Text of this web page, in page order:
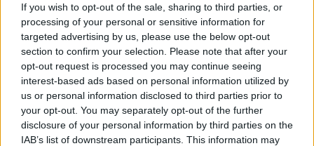
If you wish to opt-out of the sale, sharing to third parties, or
processing of your personal or sensitive information for
targeted advertising by us, please use the below opt-out
section to confirm your selection. Please note that after your
opt-out request is processed you may continue seeing
interest-based ads based on personal information utilized by
us or personal information disclosed to third parties prior to
your opt-out. You may separately opt-out of the further
disclosure of your personal information by third parties on the
IAB’s list of downstream participants. This information may
εκπαιδευτικά σεμινάρια της TÜV
NORD Ελλάδας τον Αύγουστο
29/07/26|16:34
Πειραιώς: Επιμόρφωση 1.044
εκπαιδευτικών στην παραγωγική
τεχνητή νοημοσύνη
29/07/26|15:00